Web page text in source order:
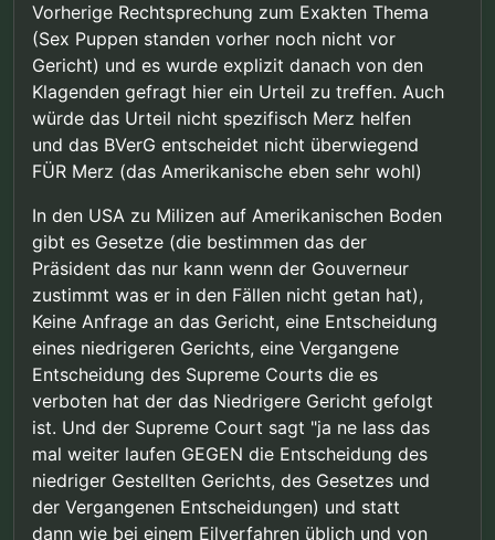
Vorherige Rechtsprechung zum Exakten Thema
(Sex Puppen standen vorher noch nicht vor
Gericht) und es wurde explizit danach von den
Klagenden gefragt hier ein Urteil zu treffen. Auch
würde das Urteil nicht spezifisch Merz helfen
und das BVerG entscheidet nicht überwiegend
FÜR Merz (das Amerikanische eben sehr wohl)
In den USA zu Milizen auf Amerikanischen Boden
gibt es Gesetze (die bestimmen das der
Präsident das nur kann wenn der Gouverneur
zustimmt was er in den Fällen nicht getan hat),
Keine Anfrage an das Gericht, eine Entscheidung
eines niedrigeren Gerichts, eine Vergangene
Entscheidung des Supreme Courts die es
verboten hat der das Niedrigere Gericht gefolgt
ist. Und der Supreme Court sagt "ja ne lass das
mal weiter laufen GEGEN die Entscheidung des
niedriger Gestellten Gerichts, des Gesetzes und
der Vergangenen Entscheidungen) und statt
dann wie bei einem Eilverfahren üblich und von